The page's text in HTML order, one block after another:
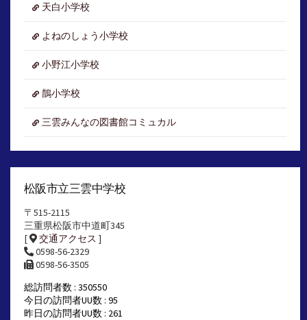
天白小学校
よねのしょう小学校
小野江小学校
鵲小学校
三雲みんなの図書館コミュカル
松阪市立三雲中学校
〒515-2115
三重県松阪市中道町345
[
交通アクセス ]
0598-56-2329
0598-56-3505
総訪問者数 : 350550
今日の訪問者UU数 : 95
昨日の訪問者UU数 : 261